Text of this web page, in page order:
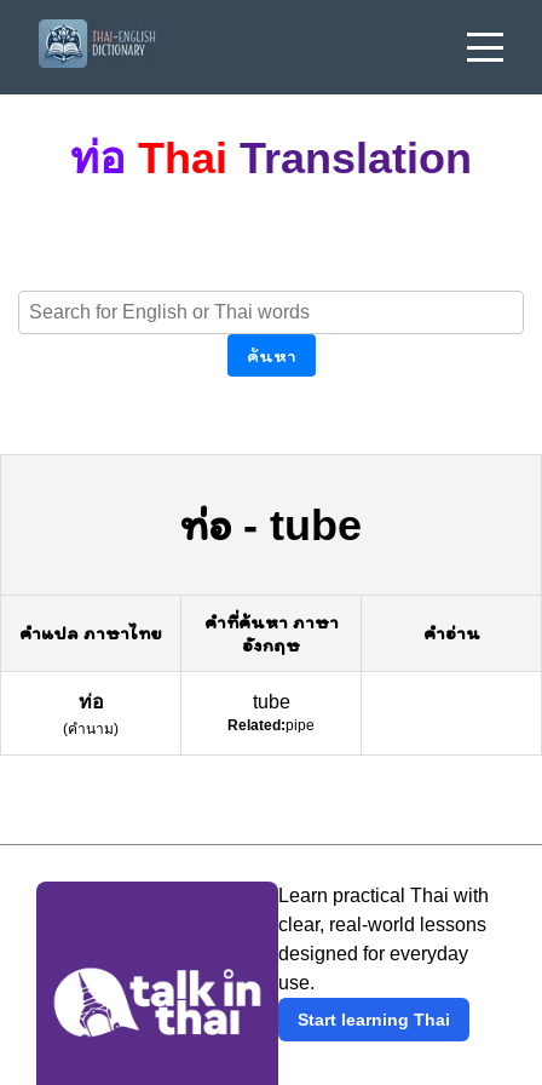
ท่อ Thai Translation
ค้นหา
ท่อ - tube
คำแปล ภาษาไทย
คำที่ค้นหา ภาษา
อังกฤษ
คำอ่าน
ท่อ
(คำนาม)
tube
Related:pipe
Learn practical Thai with
clear, real-world lessons
designed for everyday
use.
Start learning Thai